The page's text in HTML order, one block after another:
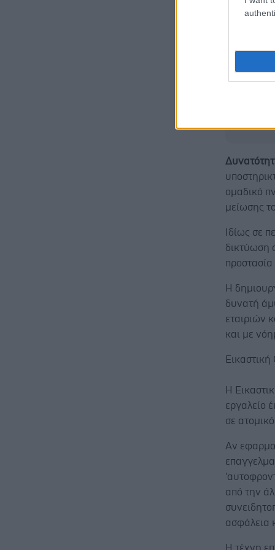
στην
απόδοση,
ομαδικό
μείωσης
Ιδίως σε
δικτύωση
Η
δυνατή
εταιριών
και με
Εικαστική
H
εργαλείο
σε
Αν
από την
ασφάλεια
Η τέχνη